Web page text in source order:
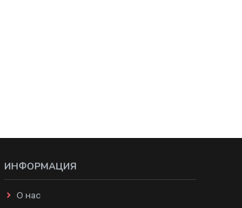
ИНФОРМАЦИЯ
О нас